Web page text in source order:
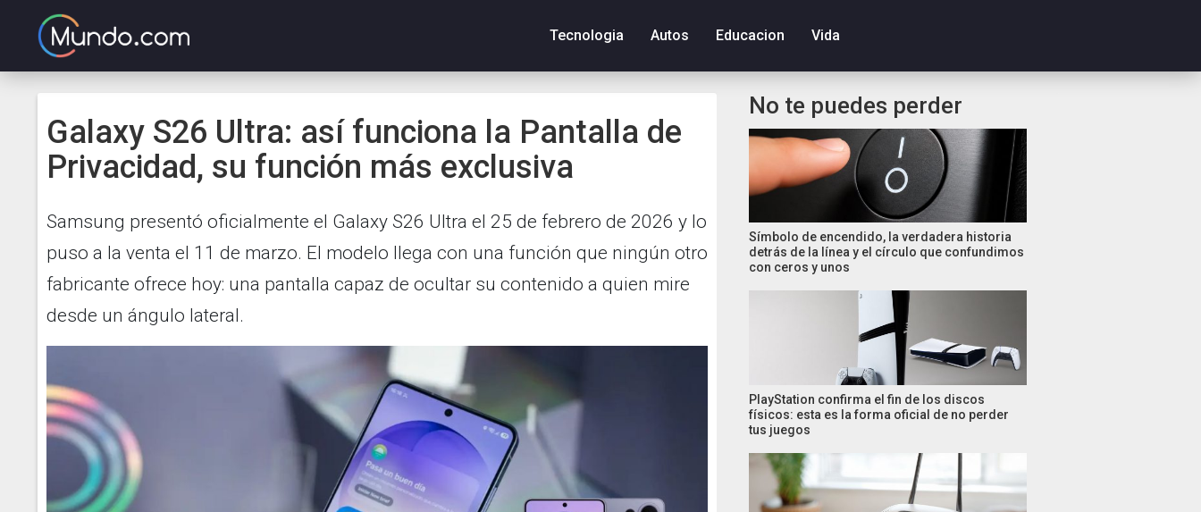
Tecnologia Autos Educacion Vida
Galaxy S26 Ultra: así funciona la Pantalla de
Privacidad, su función más exclusiva
Samsung presentó oficialmente el Galaxy S26 Ultra el 25 de febrero de 2026 y lo
puso a la venta el 11 de marzo. El modelo llega con una función que ningún otro
fabricante ofrece hoy: una pantalla capaz de ocultar su contenido a quien mire
desde un ángulo lateral.
No te puedes perder
Símbolo de encendido, la verdadera historia
detrás de la línea y el círculo que confundimos
con ceros y unos
PlayStation confirma el fin de los discos
físicos: esta es la forma oficial de no perder
tus juegos